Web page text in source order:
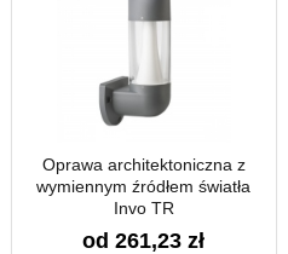
Oprawa architektoniczna z
wymiennym źródłem światła
Invo TR
od 261,23 zł